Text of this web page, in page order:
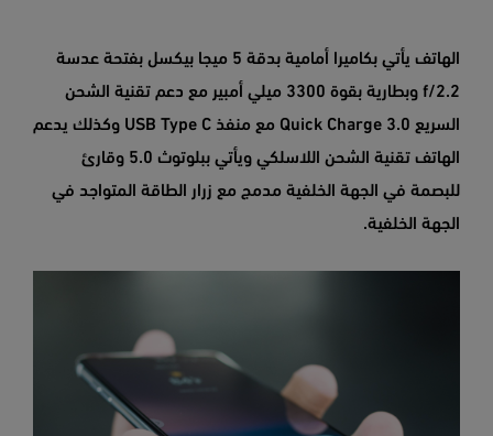
الهاتف يأتي بكاميرا أمامية بدقة 5 ميجا بيكسل بفتحة عدسة
f/2.2 وبطارية بقوة 3300 ميلي أمبير مع دعم تقنية الشحن
السريع Quick Charge 3.0 مع منفذ USB Type C وكذلك يدعم
الهاتف تقنية الشحن اللاسلكي ويأتي ببلوتوث 5.0 وقارئ
للبصمة في الجهة الخلفية مدمج مع زرار الطاقة المتواجد في
الجهة الخلفية.